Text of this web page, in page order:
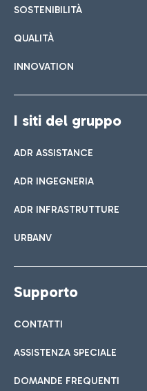
SOSTENIBILITÀ
QUALITÀ
INNOVATION
I siti del gruppo
ADR ASSISTANCE
ADR INGEGNERIA
ADR INFRASTRUTTURE
URBANV
Supporto
CONTATTI
ASSISTENZA SPECIALE
DOMANDE FREQUENTI